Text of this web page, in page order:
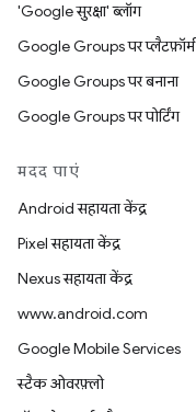
'Google सुरक्षा' ब्लॉग
Google Groups पर प्लैटफ़ॉर्म
Google Groups पर बनाना
Google Groups पर पोर्टिंग
मदद पाएं
Android सहायता केंद्र
Pixel सहायता केंद्र
Nexus सहायता केंद्र
www.android.com
Google Mobile Services
स्टैक ओवरफ़्लो